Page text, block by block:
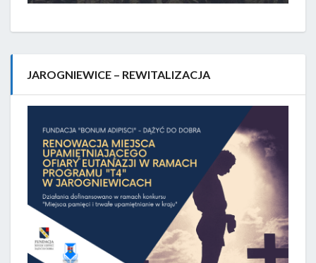
JAROGNIEWICE – REWITALIZACJA